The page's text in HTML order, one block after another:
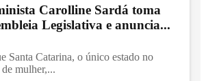
Carolline Sardá toma
Legislativa e anuncia...
Santa Catarina, o único estado no
mulher,...